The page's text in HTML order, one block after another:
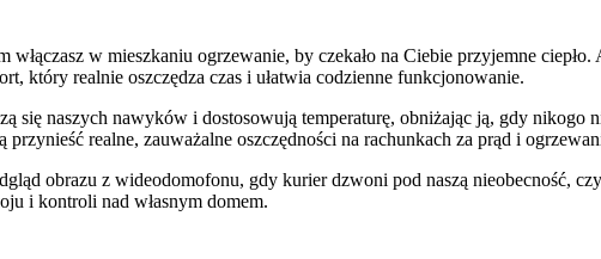
w mieszkaniu ogrzewanie, by czekało na Ciebie przyjemne
który realnie oszczędza czas i ułatwia codzienne funkcjonowanie.
się naszych nawyków i dostosowują temperaturę, obniżając ją, gdy nikogo
realne, zauważalne oszczędności na rachunkach za prąd i
obrazu z wideodomofonu, gdy kurier dzwoni pod naszą nieobecność,
i kontroli nad własnym domem.